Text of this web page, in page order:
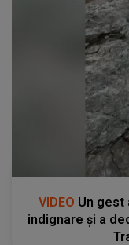
VIDEO Un gest
indignare și a